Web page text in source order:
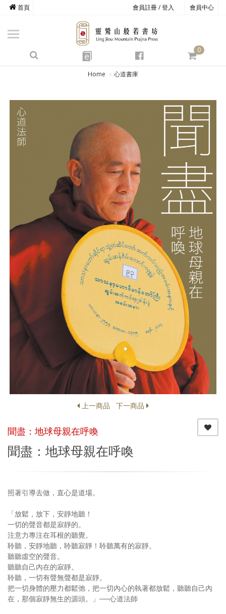
會員註冊 / 登入 會員中心
首頁
e
0
商品總覽
心道書庫
靈鷲叢書
心靈影音
文具禮品
Home 心道書庫
上一商品 下一商品
聞盡：地球母親在呼喚
聞盡：地球母親在呼喚
照著引導去做，直心是道場。
「放鬆，放下，安靜地聽！
一切的聲音都是寂靜的。
注意力專注在耳根的聽覺。
聆聽，安靜地聽，聆聽寂靜！聆聽萬有的寂靜。
聽聽虛空的聲音。
聽聽自己內在的寂靜。
聆聽，一切有聲無聲都是寂靜。
把一切身體的壓力都鬆弛，把一切內心的執著都放鬆，聽聽自己內
在，那個寂靜無生的源頭。」──心道法師